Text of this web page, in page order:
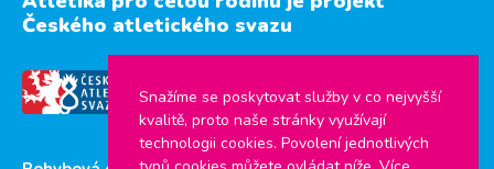
Českého atletického svazu
Snažíme se poskytovat služby v co nejvyšší
kvalitě, proto naše stránky využívají
technologii cookies. Povolení jednotlivých